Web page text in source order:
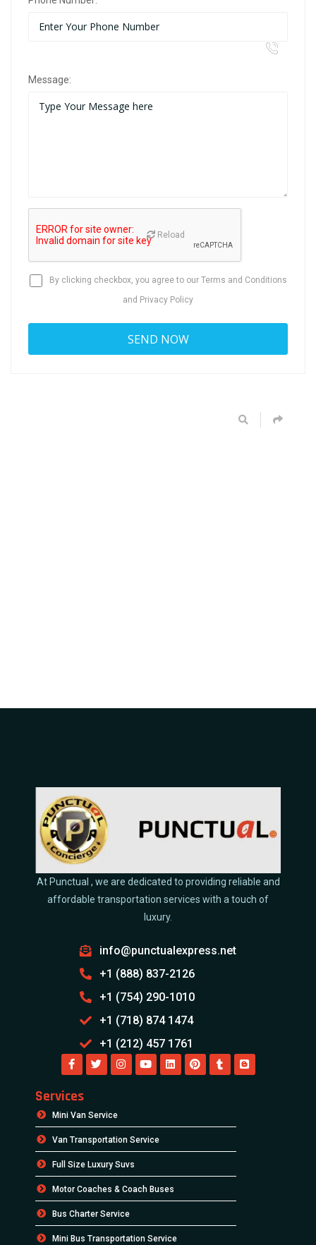
Message:
Reload
By clicking checkbox, you agree to our Terms and Conditions
and Privacy Policy
At Punctual , we are dedicated to providing reliable and
affordable transportation services with a touch of
luxury.
info@punctualexpress.net
+1 (888) 837-2126
+1 (754) 290-1010
+1 (718) 874 1474
+1 (212) 457 1761
Services
Mini Van Service
Van Transportation Service
Full Size Luxury Suvs
Motor Coaches & Coach Buses
Bus Charter Service
Mini Bus Transportation Service